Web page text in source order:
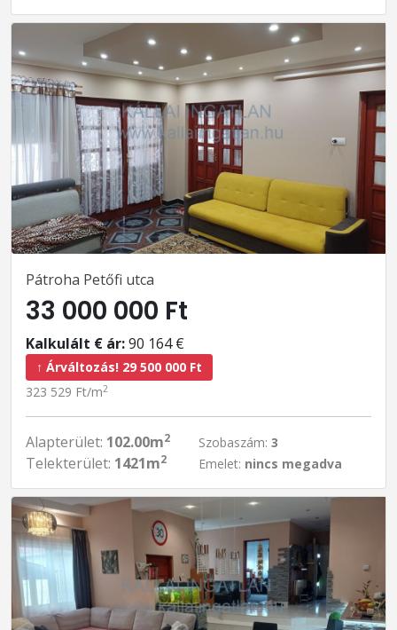
Pátroha Petőfi utca
33 000 000 Ft
Kalkulált € ár:90 164 €
↑ Árváltozás! 29 500 000 Ft
323 529 Ft/m2
Alapterület: 102.00m2
Telekterület: 1421m2
Szobaszám: 3
Emelet: nincs megadva